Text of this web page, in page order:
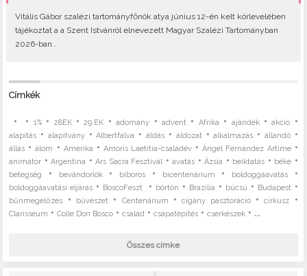
Vitális Gábor szalézi tartományfőnök atya június 12-én kelt körlevelében
tájékoztat a a Szent Istvánról elnevezett Magyar Szalézi Tartományban
2026-ban..
Címkék
• • 1%• 28EK•29.EK •adomány •advent • Afrika • ajándék•akció •
alapítás • alapítvány•Albertfalva •áldás • áldozat •alkalmazás • állandó•
állás •álom • Amerika • Amoris Laetitia-családév •Ángel Fernández Artime•
animátor •Argentína •Ars Sacra Fesztivál •avatás •Ázsia • beiktatás • béke •
betegség • bevándorlók• bíboros • bicentenárium • boldoggáavatás•
boldoggáavatási eljárás • BoscoFeszt • börtön • Brazília • búcsú • Budapest •
bűnmegelőzés • bűvészet • Centenárium •cigány pasztoráció•cirkusz •
Clarisseum •Colle Don Bosco •család •csapatépítés •cserkészek • ...
Összes címke